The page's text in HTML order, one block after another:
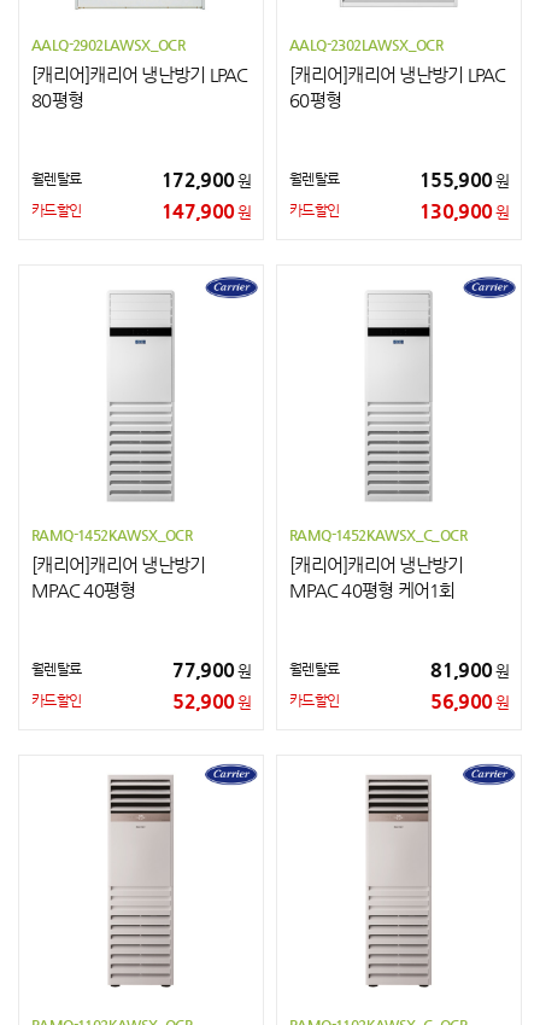
AALQ-2902LAWSX_OCR
[캐리어]캐리어 냉난방기 LPAC
80평형
월렌탈료 172,900원
카드할인 147,900원
AALQ-2302LAWSX_OCR
[캐리어]캐리어 냉난방기 LPAC
60평형
월렌탈료 155,900원
카드할인 130,900원
RAMQ-1452KAWSX_OCR
[캐리어]캐리어 냉난방기
MPAC 40평형
월렌탈료 77,900원
카드할인 52,900원
RAMQ-1452KAWSX_C_OCR
[캐리어]캐리어 냉난방기
MPAC 40평형 케어1회
월렌탈료 81,900원
카드할인 56,900원